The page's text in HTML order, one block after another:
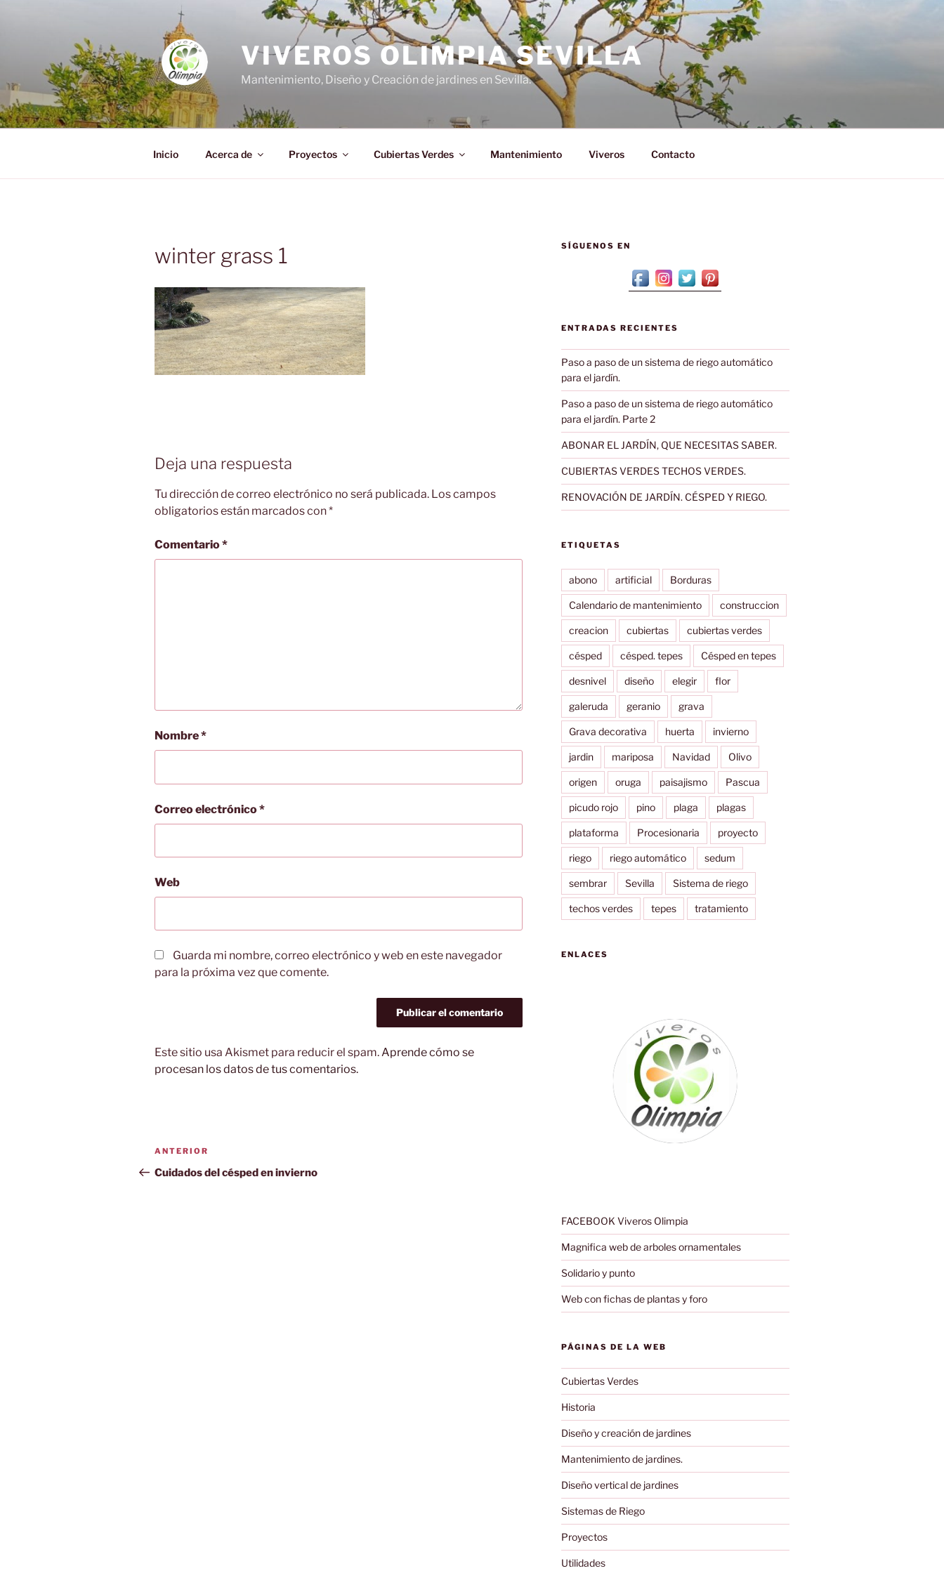
VIVEROS OLIMPIA SEVILLA
Mantenimiento, Diseño y Creación de jardines en Sevilla.
Inicio Acerca de Proyectos Cubiertas Verdes Mantenimiento Viveros Contacto
winter grass 1
Deja una respuesta
Tu dirección de correo electrónico no será publicada. Los campos
obligatorios están marcados con*
Comentario*
Nombre*
Correo electrónico*
Web
Guarda mi nombre, correo electrónico y web en este navegador
para la próxima vez que comente.
Este sitio usa Akismet para reducir el spam.Aprende cómo se
procesan los datos de tus comentarios.
Navegación
de
Entrada
anterior:
ANTERIOR
Cuidados del césped en invierno
SÍGUENOS EN
ENTRADAS RECIENTES
Paso a paso de un sistema de riego automático
para el jardín.
Paso a paso de un sistema de riego automático
para el jardín. Parte 2
ABONAR EL JARDÍN, QUE NECESITAS SABER.
CUBIERTAS VERDES TECHOS VERDES.
RENOVACIÓN DE JARDÍN. CÉSPED Y RIEGO.
ETIQUETAS
abono artificial Borduras
Calendario de mantenimiento construccion
creacion cubiertas cubiertas verdes
césped césped. tepes Césped en tepes
desnivel diseño elegir flor
galeruda geranio grava
Grava decorativa huerta invierno
jardin mariposa Navidad Olivo
origen oruga paisajismo Pascua
picudo rojo pino plaga plagas
plataforma Procesionaria proyecto
riego riego automático sedum
sembrar Sevilla Sistema de riego
techos verdes tepes tratamiento
ENLACES
FACEBOOK Viveros Olimpia
Magnifica web de arboles ornamentales
Solidario y punto
Web con fichas de plantas y foro
PÁGINAS DE LA WEB
Cubiertas Verdes
Historia
Diseño y creación de jardines
Mantenimiento de jardines.
Diseño vertical de jardines
Sistemas de Riego
Proyectos
Utilidades